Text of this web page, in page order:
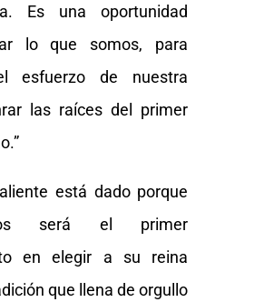
Es una oportunidad
lo que somos, para
esfuerzo de nuestra
las raíces del primer
está dado porque
será el primer
en elegir a su reina
que llena de orgullo